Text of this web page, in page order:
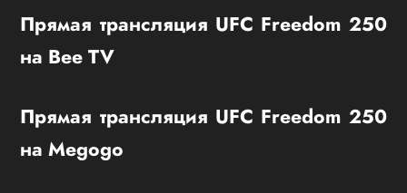
Прямая трансляция UFC Freedom 250
на Bee TV
Прямая трансляция UFC Freedom 250
на Megogo